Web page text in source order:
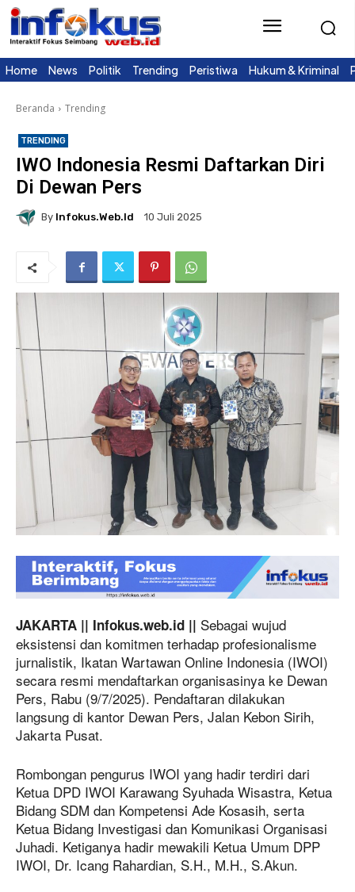
Home News Politik Trending Peristiwa Hukum & Kriminal
Beranda Trending
TRENDING
IWO Indonesia Resmi Daftarkan Diri
Di Dewan Pers
By Infokus.web.id 10 Juli 2025
JAKARTA || Infokus.web.id || Sebagai wujud
eksistensi dan komitmen terhadap profesionalisme
jurnalistik, Ikatan Wartawan Online Indonesia (IWOI)
secara resmi mendaftarkan organisasinya ke Dewan
Pers, Rabu (9/7/2025). Pendaftaran dilakukan
langsung di kantor Dewan Pers, Jalan Kebon Sirih,
Jakarta Pusat.
Rombongan pengurus IWOI yang hadir terdiri dari
Ketua DPD IWOI Karawang Syuhada Wisastra, Ketua
Bidang SDM dan Kompetensi Ade Kosasih, serta
Ketua Bidang Investigasi dan Komunikasi Organisasi
Juhadi. Ketiganya hadir mewakili Ketua Umum DPP
IWOI, Dr. Icang Rahardian, S.H., M.H., S.Akun.